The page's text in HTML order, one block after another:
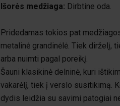
Išorės medžiaga: Dirbtine oda.
Pridedamas tokios pat
metalinė grandinėlė. Tiek dirželį,
arba nuimti pagal poreikį.
Šauni klasikinė delninė, kuri
vakarėlį, tiek į verslo susitikimą.
dydis leidžia su savimi patogiai